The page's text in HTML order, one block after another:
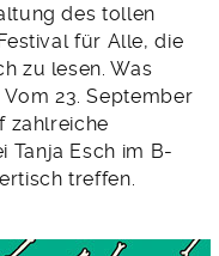
des tollen
für Alle, die
zu lesen. Was
23. September
zahlreiche
Tanja Esch im B-
treffen.